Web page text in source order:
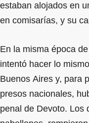
estaban alojados en
en comisarías, y su
En la misma época
intentó hacer lo
Buenos Aires y, para
presos nacionales,
penal de Devoto. Los